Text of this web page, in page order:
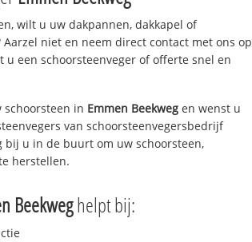
wilt u uw dakpannen, dakkapel of
niet en neem direct contact met ons op
u een schoorsteenveger of offerte snel en
schoorsteen in Emmen Beekweg en wenst u
van schoorsteenvegersbedrijf
bij u in de buurt om uw schoorsteen,
herstellen.
Beekweghelpt bij: